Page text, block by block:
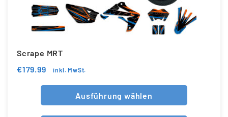
Scrape MRT
€179.99 inkl. MwSt.
Ausführung wählen